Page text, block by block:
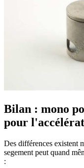
Bilan : mono
pour l'accélérat
Des différences existent
segement peut quand
: